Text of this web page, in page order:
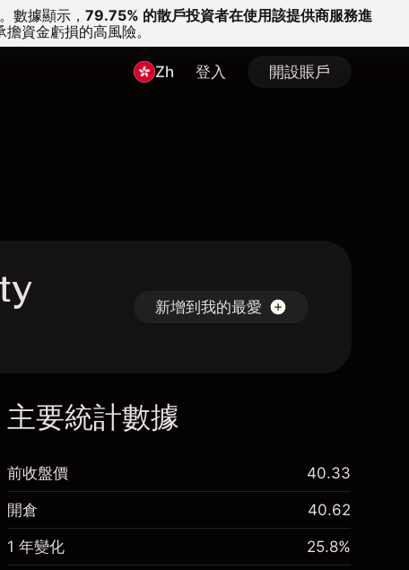
數據顯示， 79.75% 的散戶投資者在使用該提供商服務進
資金虧損的高風險。
Zh 登入 開設賬戶
新增到我的最愛
主要統計數據
前收盤價 40.33
開倉 40.62
1 年變化 25.8%